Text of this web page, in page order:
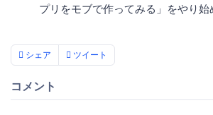
プリをモブで作ってみる」をやり始
シェア ツイート
コメント